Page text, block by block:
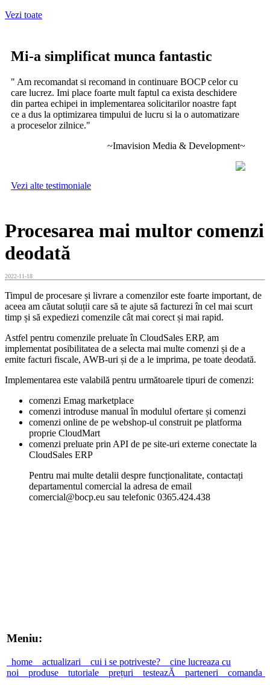
Vezi toate
Mi-a simplificat munca fantastic
" Am recomandat si recomand in continuare BOCP celor cu
care lucrez. Imi place foarte mult faptul ca exista deschidere
din partea echipei in implementarea solicitarilor noastre fapt
ce a dus la optimizarea timpului de lucru si la o automatizare
a proceselor zilnice."
~Imavision Media & Development~
Vezi alte testimoniale
Procesarea mai multor comenzi
deodată
2022-11-18
Timpul de procesare și livrare a comenzilor este foarte important, de
aceea am căutat soluții care să te ajute să facturezi în cel mai scurt
timp și să expediezi comenzile cât mai corect și mai rapid.
Astfel pentru comenzile preluate în CloudSales ERP, am
implementat posibilitatea de a selecta mai multe comenzi și de a
emite facturi fiscale, AWB-uri și de a le imprima, pe toate deodată.
Implementarea este valabilă pentru următoarele tipuri de comenzi:
comenzi Emag marketplace
comenzi introduse manual în modulul ofertare și comenzi
comenzi online de pe webshop-ul construit pe platforma
proprie CloudMart
comenzi preluate prin API de pe site-uri externe conectate la
CloudSales ERP
Pentru mai multe detalii despre funcționalitate, contactați
departamentul comercial la adresa de email
comercial@bocp.eu sau telefonic 0365.424.438
Meniu:
home actualizari cui i se potriveste?
cine lucreaza cu
noi
produse tutoriale prețuri testeazĂ parteneri comanda